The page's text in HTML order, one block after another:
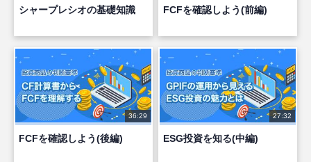
シャープレシオの基礎知識 FCFを確認しよう(前編)
36:29
FCFを確認しよう(後編)
27:32
ESG投資を知る(中編)